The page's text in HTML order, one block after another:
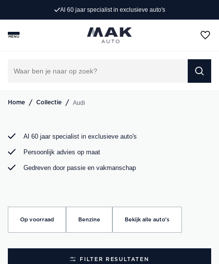
Al 60 jaar specialist in exclusieve auto's
MENU
Home / Collectie / Audi
Op zoek naar een exclusieve Audi occasion? Bij MAK
Auto vind je een zorgvuldig geselecteerd aanbod, van de
sportieve Audi A3 tot de krachtige Audi RS6. Bekijk ons
Al 60 jaar specialist in exclusieve auto's
Persoonlijk advies op maat
Gedreven door passie en vakmanschap
Op voorraad Benzine Bekijk alle auto's
FILTER RESULTATEN